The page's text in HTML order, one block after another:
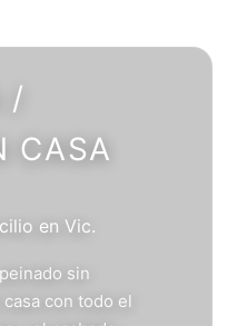
/
CASA
en Vic.
sin
con todo el